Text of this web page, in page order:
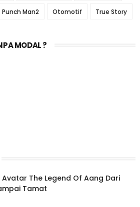
Punch Man2 Otomotif True Story
MODAL ?
The Legend Of Aang Dari
Tamat